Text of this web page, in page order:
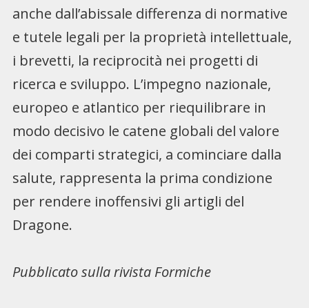
anche dall’abissale differenza di normative
e tutele legali per la proprietà intellettuale,
i brevetti, la reciprocità nei progetti di
ricerca e sviluppo. L’impegno nazionale,
europeo e atlantico per riequilibrare in
modo decisivo le catene globali del valore
dei comparti strategici, a cominciare dalla
salute, rappresenta la prima condizione
per rendere inoffensivi gli artigli del
Dragone.
Pubblicato sulla rivista Formiche